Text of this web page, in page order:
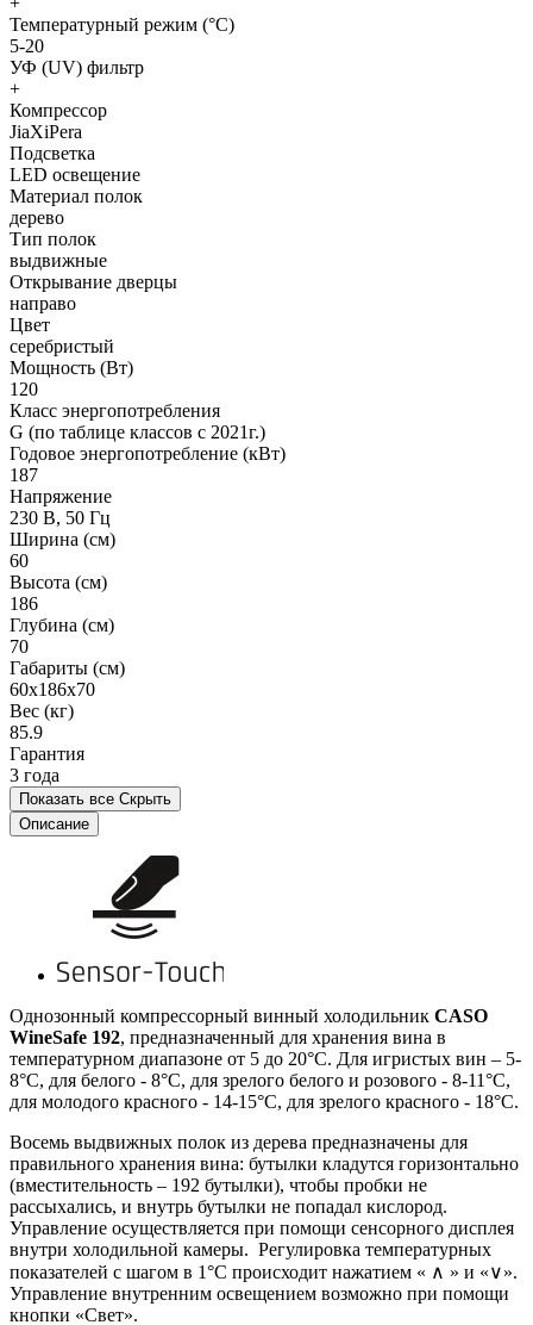
Температурный режим (°С)
5-20
УФ (UV) фильтр
+
Компрессор
JiaXiPera
Подсветка
LED освещение
Материал полок
дерево
Тип полок
выдвижные
Открывание дверцы
направо
Цвет
серебристый
Мощность (Вт)
120
Класс энергопотребления
G (по таблице классов c 2021г.)
Годовое энергопотребление (кВт)
187
Напряжение
230 В, 50 Гц
Ширина (см)
60
Высота (см)
186
Глубина (см)
70
Габариты (см)
60x186x70
Вес (кг)
85.9
Гарантия
3 года
Показать все Скрыть
Описание
Однозонный компрессорный винный холодильник CASO
WineSafe 192, предназначенный для хранения вина в
температурном диапазоне от 5 до 20°C. Для игристых вин – 5-
8°C, для белого - 8°C, для зрелого белого и розового - 8-11°C,
для молодого красного - 14-15°C, для зрелого красного - 18°C.
Восемь выдвижных полок из дерева предназначены для
правильного хранения вина: бутылки кладутся горизонтально
(вместительность – 192 бутылки), чтобы пробки не
рассыхались, и внутрь бутылки не попадал кислород.
Управление осуществляется при помощи сенсорного дисплея
внутри холодильной камеры. Регулировка температурных
показателей с шагом в 1°C происходит нажатием « ∧ » и «∨».
Управление внутренним освещением возможно при помощи
кнопки «Свет».